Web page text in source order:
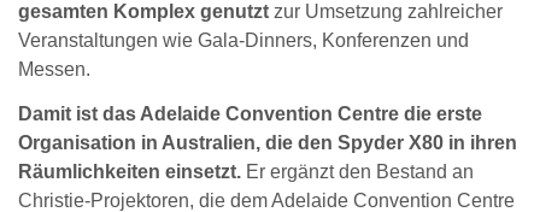
gesamten Komplex genutzt zur Umsetzung zahlreicher
Veranstaltungen wie Gala-Dinners, Konferenzen und
Messen.
Damit ist das Adelaide Convention Centre die erste
Organisation in Australien, die den Spyder X80 in ihren
Räumlichkeiten einsetzt. Er ergänzt den Bestand an
Christie-Projektoren, die dem Adelaide Convention Centre